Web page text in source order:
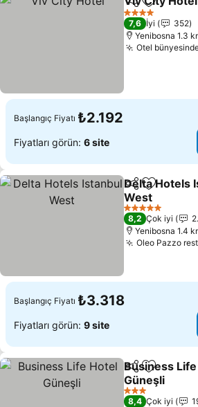
Paylaş
4 Yıldız
7,6 İyi
352
Yenibosna 1.3
Otel
Başlangıç Fiyatı ₺2.192
Fiyatları görün: 6 site
Paylaş
Delta Hotels
West
Fiyatları görün
5 Yıldız
8,2 Çok iyi
Yenibosna 1.4
Oleo Pazzo
Başlangıç Fiyatı ₺3.318
Fiyatları görün: 9 site
Paylaş
Business
Güneşli
Fiyatları
3 Yıldız
8,4 Çok iyi